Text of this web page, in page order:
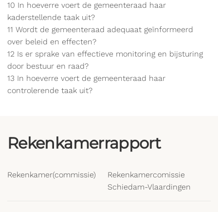
10 In hoeverre voert de gemeenteraad haar
kaderstellende taak uit?
11 Wordt de gemeenteraad adequaat geïnformeerd
over beleid en effecten?
12 Is er sprake van effectieve monitoring en bijsturing
door bestuur en raad?
13 In hoeverre voert de gemeenteraad haar
controlerende taak uit?
Rekenkamerrapport
Rekenkamer(commissie)
Rekenkamercomissie
Schiedam-Vlaardingen